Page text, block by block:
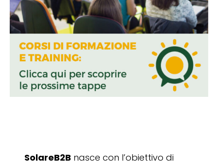
SolareB2B nasce con l’obiettivo di